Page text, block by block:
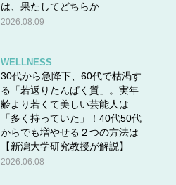
は、果たしてどちらか
2026.08.09
WELLNESS
30代から急降下、60代で枯渇す
る「若返りたんぱく質」。実年
齢より若くて美しい芸能人は
「多く持っていた」！40代50代
からでも増やせる２つの方法は
【新潟大学研究教授が解説】
2026.06.08